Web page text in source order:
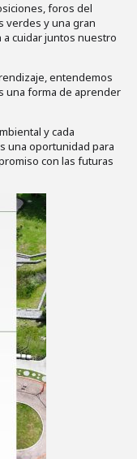
foros del
verdes y una gran
a cuidar juntos nuestro
entendemos
una forma de aprender
y cada
una oportunidad para
con las futuras